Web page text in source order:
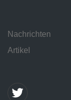
Nachrichten
Artikel